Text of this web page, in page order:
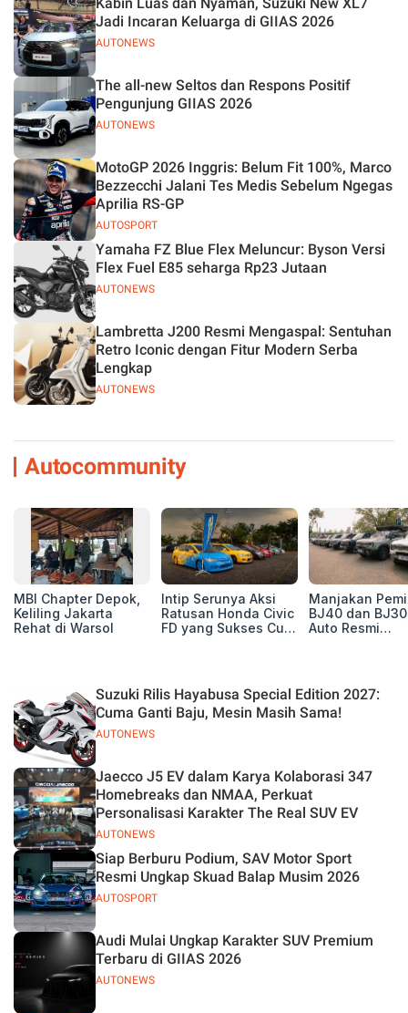
Jelas
AUTONEWS
Jadi Incaran Keluarga di GIIAS 2026
AUTONEWS
The all-new Seltos dan Respons Positif
Pengunjung GIIAS 2026
AUTOSPORT
MotoGP 2026 Inggris: Belum Fit 100%, Marco
Bezzecchi Jalani Tes Medis Sebelum Ngegas
Aprilia RS-GP
AUTONEWS
Yamaha FZ Blue Flex Meluncur: Byson Versi
Flex Fuel E85 seharga Rp23 Jutaan
AUTONEWS
Lambretta J200 Resmi Mengaspal: Sentuhan
Retro Iconic dengan Fitur Modern Serba
Lengkap
Autocommunity
MBI Chapter Depok,
Keliling Jakarta
Rehat di Warsol
Intip Serunya Aksi
Ratusan Honda Civic
FD yang Sukses Curi
Manjakan
BJ40 dan
Auto Resmi
AUTONEWS
Suzuki Rilis Hayabusa Special Edition 2027:
Cuma Ganti Baju, Mesin Masih Sama!
AUTONEWS
Jaecco J5 EV dalam Karya Kolaborasi 347
Homebreaks dan NMAA, Perkuat
Personalisasi Karakter The Real SUV EV
AUTOSPORT
Siap Berburu Podium, SAV Motor Sport
Resmi Ungkap Skuad Balap Musim 2026
AUTONEWS
Audi Mulai Ungkap Karakter SUV Premium
Terbaru di GIIAS 2026